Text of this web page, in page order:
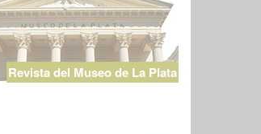
Revista del Museo de La Plata